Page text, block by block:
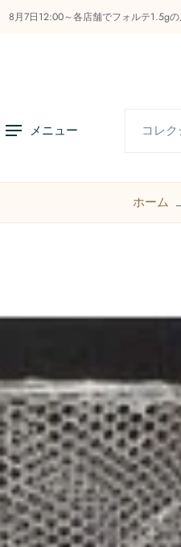
8月7日12:00～各店舗でフォルテ1.5g
メニュー
お知らせホーム